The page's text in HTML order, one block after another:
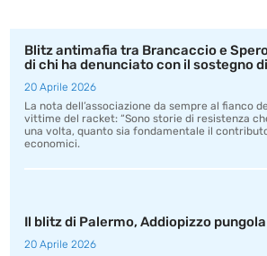
Blitz antimafia tra Brancaccio e
di chi ha denunciato con il sostegno
20 Aprile 2026
La nota dell’associazione da sempre al fianco
vittime del racket: “Sono storie di resistenza
una volta, quanto sia fondamentale il
economici.
Il blitz di Palermo, Addiopizzo
20 Aprile 2026